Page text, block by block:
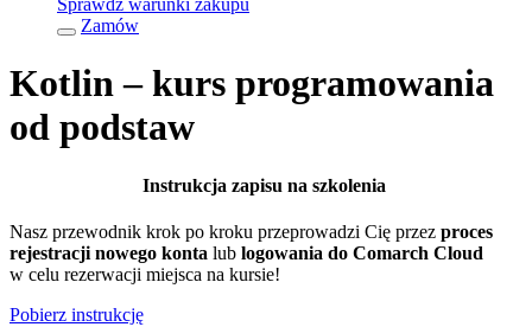
Sprawdź warunki zakupu
Zamów
Kotlin – kurs programowania
od podstaw
Instrukcja zapisu na szkolenia
Nasz przewodnik krok po kroku przeprowadzi Cię przez proces
rejestracji nowego konta lub logowania do Comarch Cloud
w celu rezerwacji miejsca na kursie!
Pobierz instrukcję